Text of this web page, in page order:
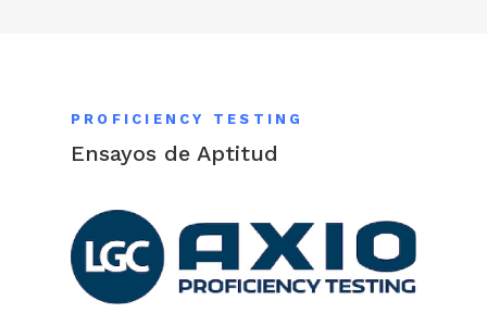
PROFICIENCY TESTING
Ensayos de Aptitud